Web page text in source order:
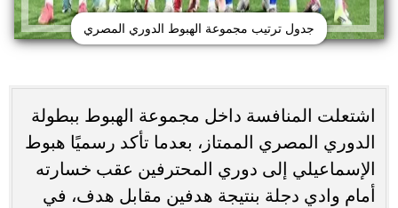
جدول ترتيب مجموعة الهبوط الدوري المصري
اشتعلت المنافسة داخل مجموعة الهبوط ببطولة
الدوري المصري الممتاز، بعدما تأكد رسميًا هبوط
الإسماعيلي إلى دوري المحترفين عقب خسارته
أمام وادي دجلة بنتيجة هدفين مقابل هدف، في